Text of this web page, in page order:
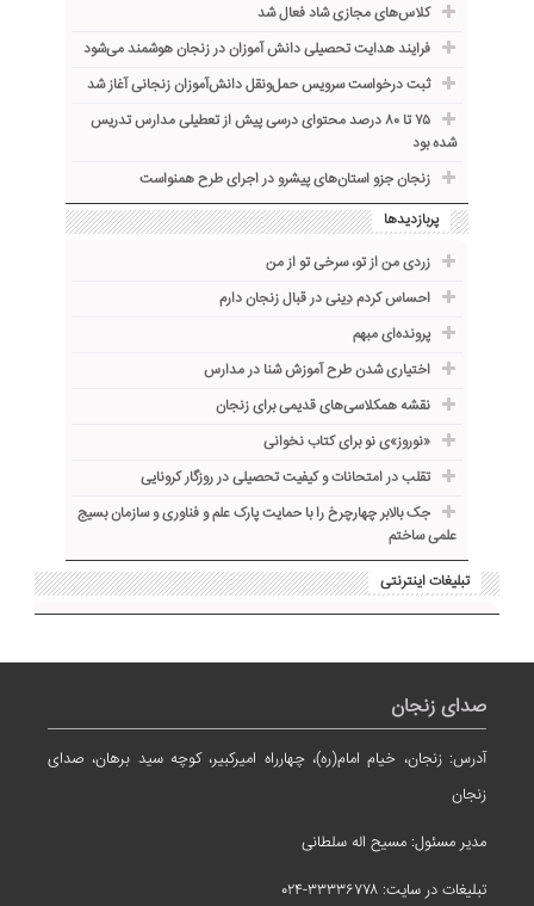
کلاس‌های مجازی شاد فعال شد
فرایند هدایت تحصیلی دانش آموزان در زنجان هوشمند می‌شود
ثبت درخواست سرویس حمل‌ونقل دانش‌آموزان زنجانی آغاز شد
۷۵ تا ۸۰ درصد محتوای درسی پیش از تعطیلی مدارس تدریس
شده بود
زنجان جزو استان‌های پیشرو در اجرای طرح همنواست
پربازدیدها
زردی من از تو، سرخی تو از من
احساس کردم دِینی در قبال زنجان دارم
پرونده‌ای مبهم
اختیاری شدن طرح آموزش شنا در مدارس
نقشه همکلاسی‌های قدیمی برای زنجان
«نوروز»ی نو برای کتاب نخوانی
تقلب در امتحانات و کیفیت تحصیلی در روزگار کرونایی
جک بالابر چهارچرخ را با حمایت پارک علم و فناوری و سازمان بسیج
علمی ساختم
تبلیغات اینترنتی
صدای زنجان
آدرس: زنجان، خیام امام(ره)، چهارراه امیرکبیر، کوچه سید برهان، صدای
زنجان
مدیر مسئول: مسیح اله سلطانی
تبلیغات در سایت: ۳۳۳۳۶۷۷۸-۰۲۴